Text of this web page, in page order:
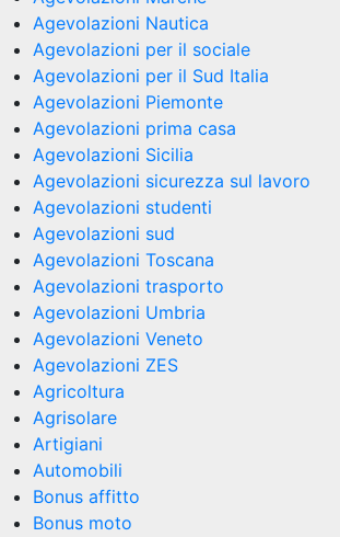
Agevolazioni Nautica
Agevolazioni per il sociale
Agevolazioni per il Sud Italia
Agevolazioni Piemonte
Agevolazioni prima casa
Agevolazioni Sicilia
Agevolazioni sicurezza sul lavoro
Agevolazioni studenti
Agevolazioni sud
Agevolazioni Toscana
Agevolazioni trasporto
Agevolazioni Umbria
Agevolazioni Veneto
Agevolazioni ZES
Agricoltura
Agrisolare
Artigiani
Automobili
Bonus affitto
Bonus moto